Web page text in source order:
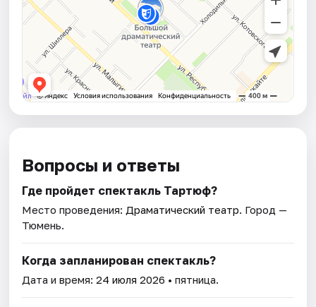
Вопросы и ответы
Где пройдет спектакль Тартюф?
Место проведения: Драматический театр. Город —
Тюмень.
Когда запланирован спектакль?
Дата и время:24 июля 2026 • пятница.